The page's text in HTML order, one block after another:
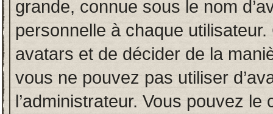
grande, connue sous le nom
personnelle à chaque utilisateur.
avatars et de décider de la
vous ne pouvez pas utiliser
l’administrateur. Vous pouvez